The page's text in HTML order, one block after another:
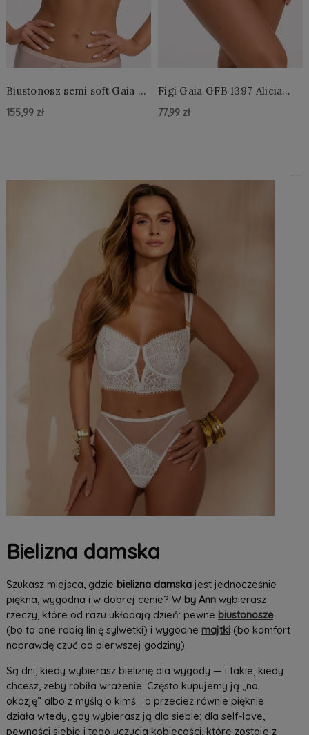
Biustonosz semi soft Gaia BS
155,99 zł
Figi Gaia GFB 1397 Alicia
77,99 zł
Bielizna damska
Szukasz miejsca, gdzie bielizna damskajest jednocześnie
piękna, wygodna i w dobrej cenie? W by Annwybierasz
rzeczy, które od razu układają dzień: pewne biustonosze
(bo to one robią linię sylwetki) i wygodne majtki(bo komfort
naprawdę czuć od pierwszej godziny).
Są dni, kiedy wybierasz bieliznę dla wygody — i takie, kiedy
chcesz, żeby robiła wrażenie. Często kupujemy ją „na
okazję” albo z myślą o kimś… a przecież równie pięknie
działa wtedy, gdy wybierasz ją dla siebie: dla self-love,
pewności siebie i tego uczucia kobiecości, które zostaje z